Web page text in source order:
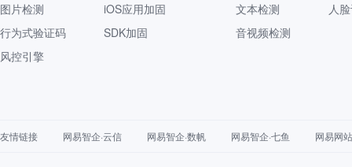
图片检测
行为式验证码
风控引擎
iOS应用加固
SDK加固
文本检测
音视频检测
人
友情链接 网易智企·云信 网易智企·数帆 网易智企·七鱼 网易网